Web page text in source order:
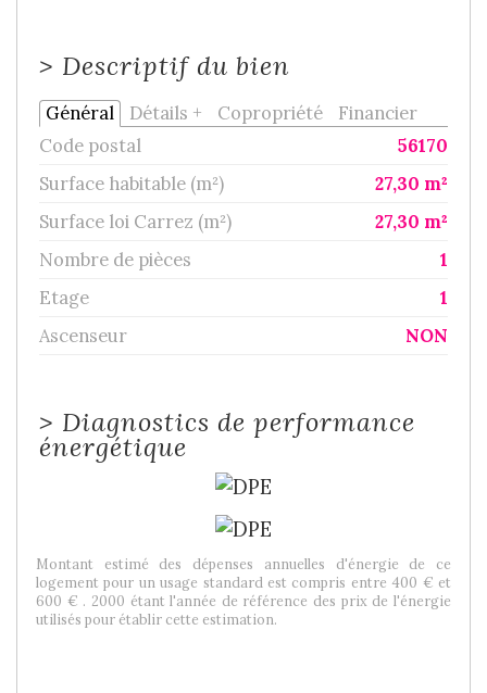
> Descriptif du bien
Général Détails + Copropriété
Financier
Code postal
56170
Surface habitable (m²)
27,30 m²
Surface loi Carrez (m²)
27,30 m²
Nombre de pièces
1
Etage
1
Ascenseur
NON
> Diagnostics de performance
énergétique
Montant estimé des dépenses annuelles d'énergie de ce
logement pour un usage standard est compris entre 400 € et
600 € . 2000 étant l'année de référence des prix de l'énergie
utilisés pour établir cette estimation.